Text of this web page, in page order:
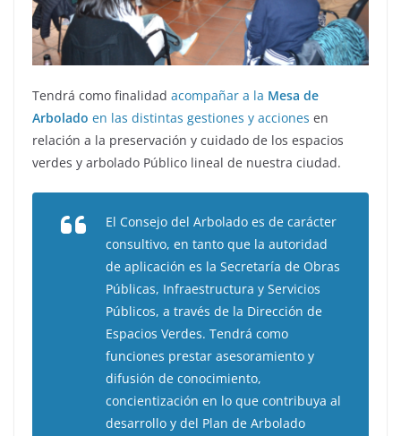
Tendrá como finalidad acompañar a la Mesa de
Arbolado en las distintas gestiones y acciones en
relación a la preservación y cuidado de los espacios
verdes y arbolado Público lineal de nuestra ciudad.
El Consejo del Arbolado es de carácter
consultivo, en tanto que la autoridad
de aplicación es la Secretaría de Obras
Públicas, Infraestructura y Servicios
Públicos, a través de la Dirección de
Espacios Verdes. Tendrá como
funciones prestar asesoramiento y
difusión de conocimiento,
concientización en lo que contribuya al
desarrollo y del Plan de Arbolado